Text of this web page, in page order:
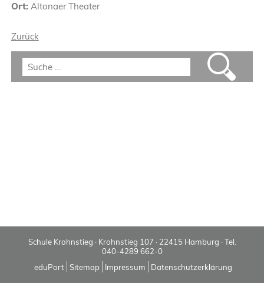
Ort:Altonaer Theater
Zurück
Schule Krohnstieg · Krohnstieg 107 · 22415 Hamburg · Tel.
040-4289 662-0
eduPort Sitemap Impressum Datenschutzerklärung